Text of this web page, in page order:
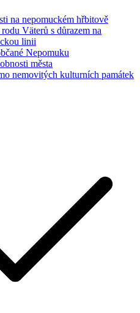
na nepomuckém hřbitově
Väterů s důrazem na
linii
Nepomuku
města
nemovitých kulturních památek